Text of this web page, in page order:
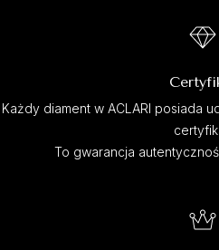
Każdy diament w ACLARI posiada
To gwarancja